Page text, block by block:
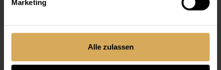
Marketing
Alle zulassen
Lensy Daily Clever Spheric (90P)
Pack a 90